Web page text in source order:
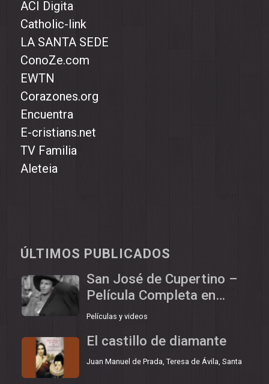
ACI Digita
Catholic-link
LA SANTA SEDE
ConoZe.com
EWTN
Corazones.org
Encuentra
E-cristians.net
TV Familia
Aleteia
ÚLTIMOS PUBLICADOS
San José de Cupertino –
Película Completa en
Español
Películas y videos
El castillo de diamante
Juan Manuel de Prada, Teresa de Ávila, Santa